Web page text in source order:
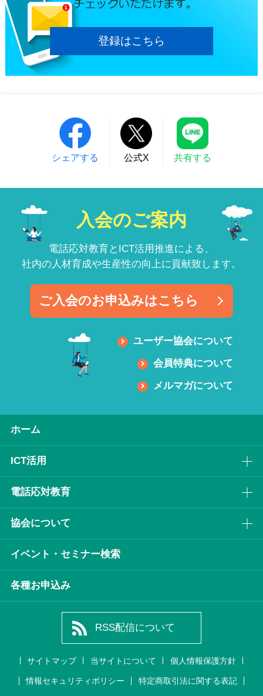
登録はこちら
シェアする 公式X 共有する
入会のご案内
電話応対教育とICT活用推進による、
社内の人材育成や生産性の向上に貢献致します。
ご入会のお申込みはこちら
ユーザー協会について
会員特典について
メルマガについて
ホーム
ICT活⽤
電話応対教育
協会について
イベント・セミナー検索
各種お申込み
RSS配信について
サイトマップ 当サイトについて 個人情報保護方針
情報セキュリティポリシー 特定商取引法に関する表記